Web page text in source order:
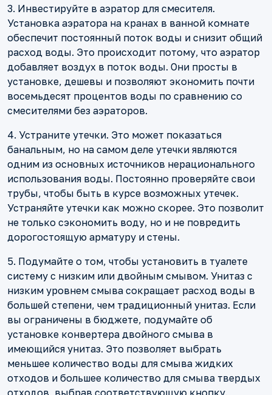
3. Инвестируйте в аэратор для смесителя.
Установка аэратора на кранах в ванной комнате
обеспечит постоянный поток воды и снизит общий
расход воды. Это происходит потому, что аэратор
добавляет воздух в поток воды. Они просты в
установке, дешевы и позволяют экономить почти
восемьдесят процентов воды по сравнению со
смесителями без аэраторов.
4. Устраните утечки. Это может показаться
банальным, но на самом деле утечки являются
одним из основных источников нерационального
использования воды. Постоянно проверяйте свои
трубы, чтобы быть в курсе возможных утечек.
Устраняйте утечки как можно скорее. Это позволит
не только сэкономить воду, но и не повредить
дорогостоящую арматуру и стены.
5. Подумайте о том, чтобы установить в туалете
систему с низким или двойным смывом. Унитаз с
низким уровнем смыва сокращает расход воды в
большей степени, чем традиционный унитаз. Если
вы ограничены в бюджете, подумайте об
установке конвертера двойного смыва в
имеющийся унитаз. Это позволяет выбрать
меньшее количество воды для смыва жидких
отходов и большее количество для смыва твердых
отходов, выбрав соответствующую кнопку.